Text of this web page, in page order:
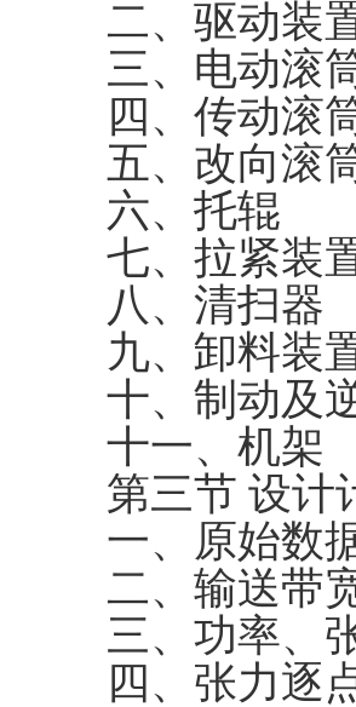
二、驱动装
三、电动滚
四、传动滚
五、改向滚
六、托辊
七、拉紧装
八、清扫器
九、卸料装
十、制动及
十一、机架
第三节 设计
一、原始数
二、输送带
三、功率、
四、张力逐